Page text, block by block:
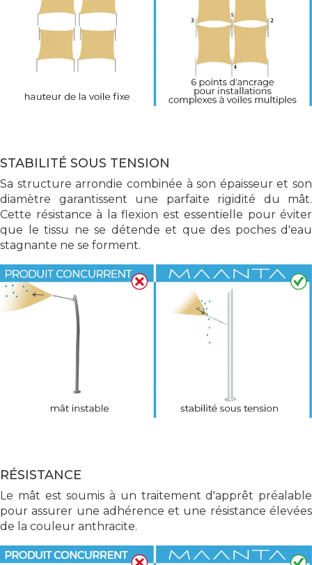
STABILITÉ SOUS TENSION
Sa structure arrondie combinée à son épaisseur et son
diamètre garantissent une parfaite rigidité du mât.
Cette résistance à la flexion est essentielle pour éviter
que le tissu ne se détende et que des poches d'eau
stagnante ne se forment.
RÉSISTANCE
Le mât est soumis à un traitement d'apprêt préalable
pour assurer une adhérence et une résistance élevées
de la couleur anthracite.